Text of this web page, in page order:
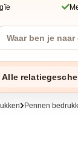
Alle
Pennen